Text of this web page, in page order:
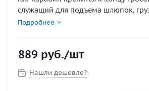
служащий для подъема шлюпок,
буксировки.
Подробнее
889 руб./шт
Нашли дешевле?